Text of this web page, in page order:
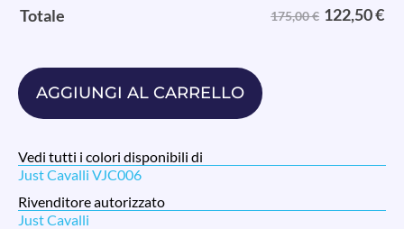
Totale 175,00 € 122,50€
AGGIUNGI AL CARRELLO
Vedi tutti i colori disponibili di
Just Cavalli VJC006
Rivenditore autorizzato
Just Cavalli